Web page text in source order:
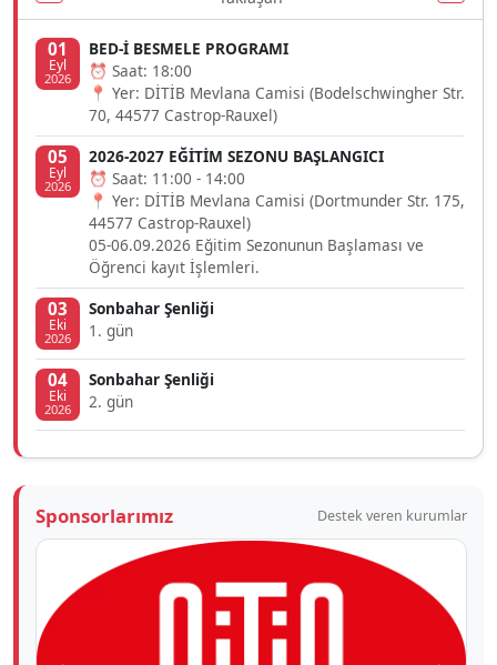
01
Eyl
2026
BED-İ BESMELE PROGRAMI
⏰ Saat: 18:00
📍 Yer: DİTİB Mevlana Camisi (Bodelschwingher Str.
70, 44577 Castrop-Rauxel)
05
Eyl
2026
2026-2027 EĞİTİM SEZONU BAŞLANGICI
⏰ Saat: 11:00 - 14:00
📍 Yer: DİTİB Mevlana Camisi (Dortmunder Str. 175,
44577 Castrop-Rauxel)
05-06.09.2026 Eğitim Sezonunun Başlaması ve
Öğrenci kayıt İşlemleri.
03
Eki
2026
Sonbahar Şenliği
1. gün
04
Eki
2026
Sonbahar Şenliği
2. gün
Sponsorlarımız Destek veren kurumlar